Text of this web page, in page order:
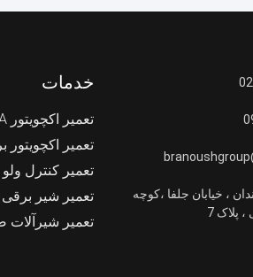
، خیابان جلفا ،کوچه
7
خدمات
تعمیر اکچویتور AUMA
تعمیر اکچویتور
تعمیر کنترل ولو
تعمیر شیر برقی
تعمیر شیرآلات